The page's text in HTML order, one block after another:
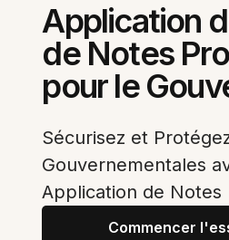
Application
de Notes
pour le
Sécurisez et
Gouvernementales
Application de Notes
Commencer